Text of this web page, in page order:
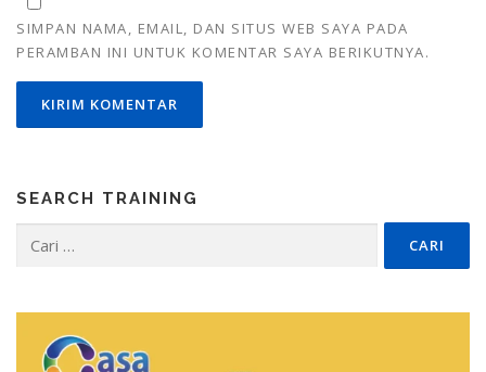
SIMPAN NAMA, EMAIL, DAN SITUS WEB SAYA PADA
PERAMBAN INI UNTUK KOMENTAR SAYA BERIKUTNYA.
SEARCH TRAINING
untuk: